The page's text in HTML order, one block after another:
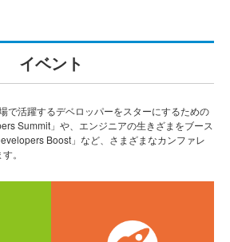
イベント
で活躍するデベロッパーをスターにするための
Summit」や、エンジニアの生きざまをブース
Boost」など、さまざまなカンファレ
。